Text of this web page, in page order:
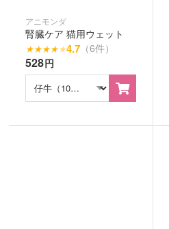
アニモンダ
腎臓ケア 猫用ウェット
★★★★★4.7 （6件）
528円